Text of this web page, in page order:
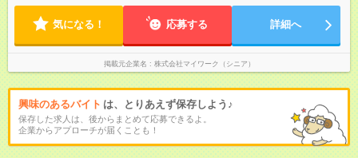
気になる！ 応募する 詳細へ
掲載元企業名 株式会社マイワーク（シニア）
興味のあるバイト は、とりあえず保存しよう♪
保存した求人は、後からまとめて応募できるよ。
企業からアプローチが届くことも！